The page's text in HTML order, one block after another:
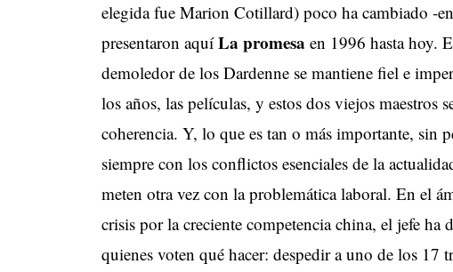
elegida fue Marion Cotillard) poco ha cambiado -
presentaron aquíLa promesa en 1996 hasta hoy.
demoledor de los Dardenne se mantiene fiel e
los años, las películas, y estos dos viejos maestros
coherencia. Y, lo que es tan o más importante, sin
siempre con los conflictos esenciales de la
meten otra vez con la problemática laboral. En el
crisis por la creciente competencia china, el jefe ha
quienes voten qué hacer: despedir a uno de los 17